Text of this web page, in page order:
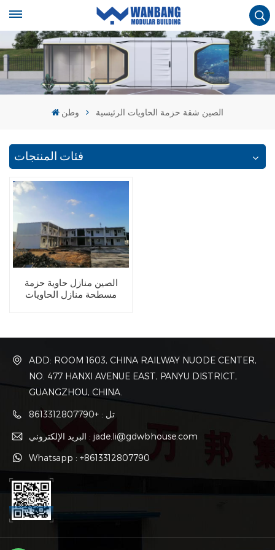
وطن الصين شقة حزمة الحاويات الرئيسية
فئات المنتجات
الصين منازل حاوية حزمة
مسطحة منازل الحاويات
ADD: ROOM 1603, CHINA RAILWAY NUODE CENTER,
NO. 477 HANXI AVENUE EAST, PANYU DISTRICT,
GUANGZHOU, CHINA.
تل : +8613312807790
البريد الإلكتروني : jade.li@gdwbhouse.com
Whatsapp : +8613312807790